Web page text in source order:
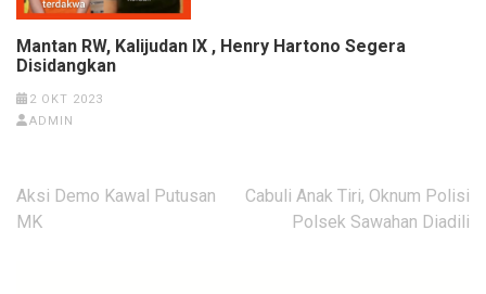
Mantan RW, Kalijudan IX , Henry Hartono Segera
Disidangkan
2 OKT 2023
ADMIN
Navigasi
pos
Aksi Demo Kawal Putusan
MK
Cabuli Anak Tiri, Oknum Polisi
Polsek Sawahan Diadili